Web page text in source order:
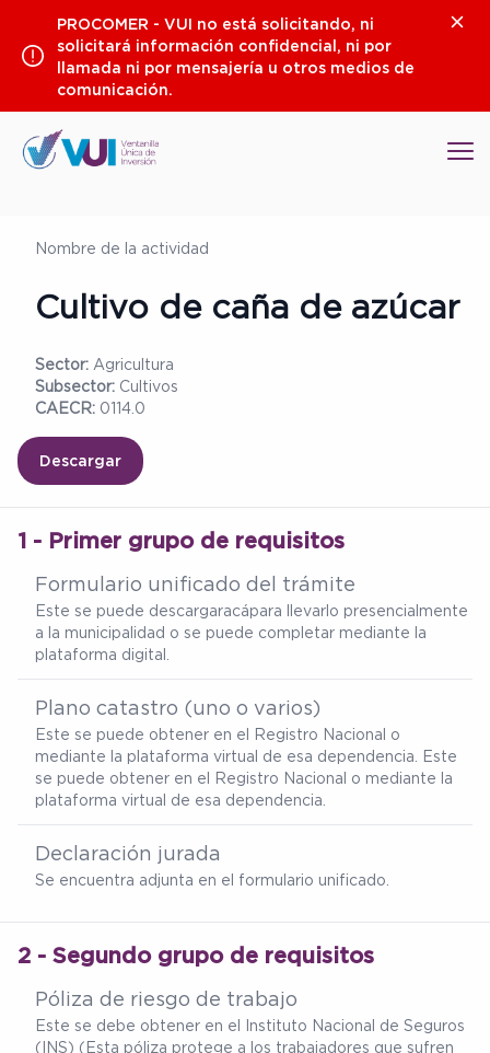
contenido
PROCOMER - VUI no está solicitando, ni
solicitará información confidencial, ni por
llamada ni por mensajería u otros medios de
comunicación.
Nombre de la actividad
Cultivo de caña de azúcar
Sector: Agricultura
Subsector: Cultivos
CAECR: 0114.0
Descargar
1 - Primer grupo de requisitos
Formulario unificado del trámite
Este se puede descargaracápara llevarlo presencialmente
a la municipalidad o se puede completar mediante la
plataforma digital.
Plano catastro (uno o varios)
Este se puede obtener en el Registro Nacional o
mediante la plataforma virtual de esa dependencia. Este
se puede obtener en el Registro Nacional o mediante la
plataforma virtual de esa dependencia.
Declaración jurada
Se encuentra adjunta en el formulario unificado.
2 - Segundo grupo de requisitos
Póliza de riesgo de trabajo
Este se debe obtener en el Instituto Nacional de Seguros
(INS) (Esta póliza protege a los trabajadores que sufren